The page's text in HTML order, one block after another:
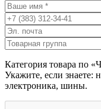
Категория товара по
Укажите, если знаете:
электроника, шины.